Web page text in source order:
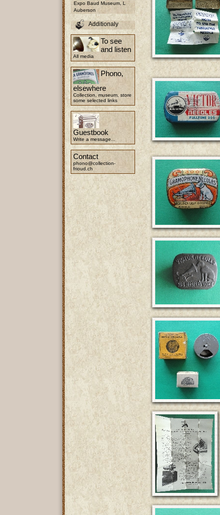
Expo Baud Museum, L
Auberson
Additionaly
To see
and listen
All media
Phono,
elsewhere
Collection, museum, store
some selected links
Guestbook
Write a message...
Contact
phono@collection-
frioud.ch